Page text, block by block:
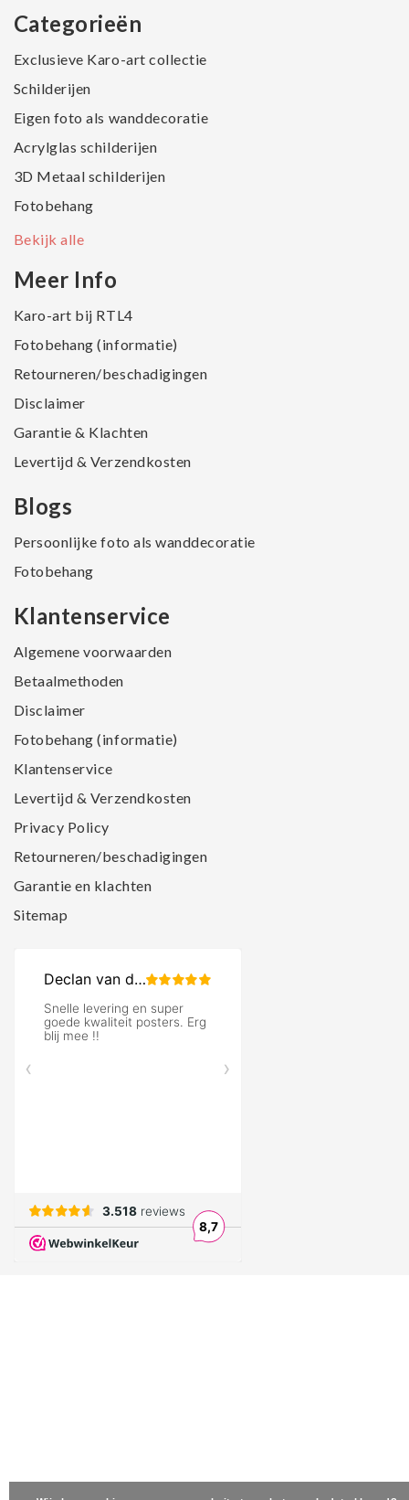
Categorieën
Exclusieve Karo-art collectie
Schilderijen
Eigen foto als wanddecoratie
Acrylglas schilderijen
3D Metaal schilderijen
Fotobehang
Bekijk alle
Meer Info
Karo-art bij RTL4
Fotobehang (informatie)
Retourneren/beschadigingen
Disclaimer
Garantie & Klachten
Levertijd & Verzendkosten
Blogs
Persoonlijke foto als wanddecoratie
Fotobehang
Klantenservice
Algemene voorwaarden
Betaalmethoden
Disclaimer
Fotobehang (informatie)
Klantenservice
Levertijd & Verzendkosten
Privacy Policy
Retourneren/beschadigingen
Garantie en klachten
Sitemap